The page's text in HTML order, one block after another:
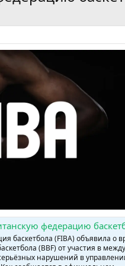
проблем с управлением » SPORTCHAT - Новости спорта | Футбол |
баскетбола (FIBA) объявила о
(BBF) от участия в
нарушений в